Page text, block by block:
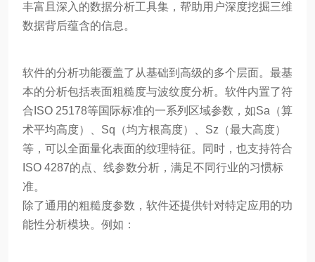
丰富且深入的数据分析工具集，帮助用户深度挖掘三维
数据背后蕴含的信息。
软件的分析功能覆盖了从基础到高级的多个层面。最基
本的分析包括表面粗糙度与波纹度分析。软件内置了符
合ISO 25178等国际标准的一系列区域参数，如Sa（算
术平均高度）、Sq（均方根高度）、Sz（最大高度）
等，可以全面量化表面的纹理特征。同时，也支持符合
ISO 4287的点、线参数分析，满足不同行业的习惯标
准。
除了通用的粗糙度参数，软件还提供针对特定应用的功
能性分析模块。例如：